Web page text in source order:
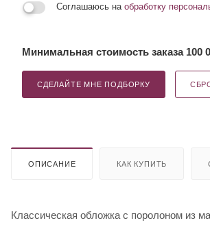
Соглашаюсь на обработку
Минимальная стоимость заказа 100
СДЕЛАЙТЕ МНЕ ПОДБОРКУ
ОПИСАНИЕ КАК КУПИТЬ
Классическая обложка с поролоном из